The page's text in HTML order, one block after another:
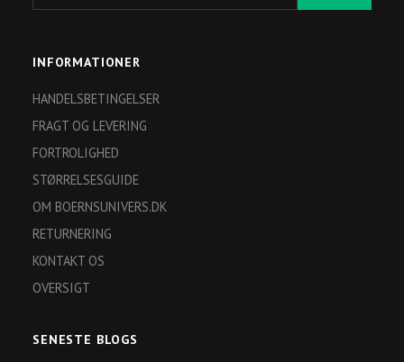
INFORMATIONER
HANDELSBETINGELSER
FRAGT OG LEVERING
FORTROLIGHED
STØRRELSESGUIDE
OM BOERNSUNIVERS.DK
RETURNERING
KONTAKT OS
OVERSIGT
SENESTE BLOGS